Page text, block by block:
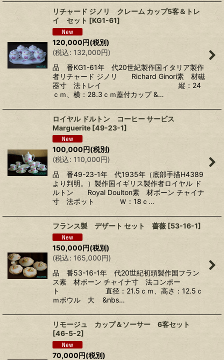
リチャード ジノリ クレーム カップ5客＆トレ
イ セット [KG1-61]
120,000円(税別)
(税込: 132,000円)
品 番KG1-61年 代20世紀製作国イタリア製作
者リチャード ジノリ Richard Ginori素 材磁
器寸 法トレイ 縦：24
ｃｍ、横：28.3ｃｍ蓋付カップ &…
ロイヤル ドルトン コーヒー サービス
Marguerite [49-23-1]
100,000円(税別)
(税込: 110,000円)
品 番49-23-1年 代1935年（底部手描H4389
より判明。）製作国イギリス製作者ロイヤル ド
ルトン Royal Doulton素 材ボーン チャイナ
寸 法ポット Ｗ：18ｃ…
フランス製 デザート セット 薔薇 [53-16-1]
150,000円(税別)
(税込: 165,000円)
品 番53-16-1年 代20世紀初頭製作国フラン
ス素 材ボーン チャイナ寸 法コンポー
ト 直径：21.5ｃｍ、高さ：12.5ｃ
ｍボウル 大 &nbs…
リモージュ カップ＆ソーサー 6客セット
[46-5-2]
70,000円(税別)